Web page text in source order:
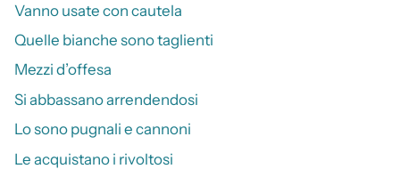
Vanno usate con cautela
Quelle bianche sono taglienti
Mezzi d’offesa
Si abbassano arrendendosi
Lo sono pugnali e cannoni
Le acquistano i rivoltosi